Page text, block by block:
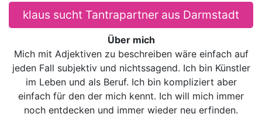
klaus sucht Tantrapartner aus Darmstadt
Über mich
Mich mit Adjektiven zu beschreiben wäre einfach auf
jeden Fall subjektiv und nichtssagend. Ich bin Künstler
im Leben und als Beruf. Ich bin kompliziert aber
einfach für den der mich kennt. Ich will mich immer
noch entdecken und immer wieder neu erfinden.